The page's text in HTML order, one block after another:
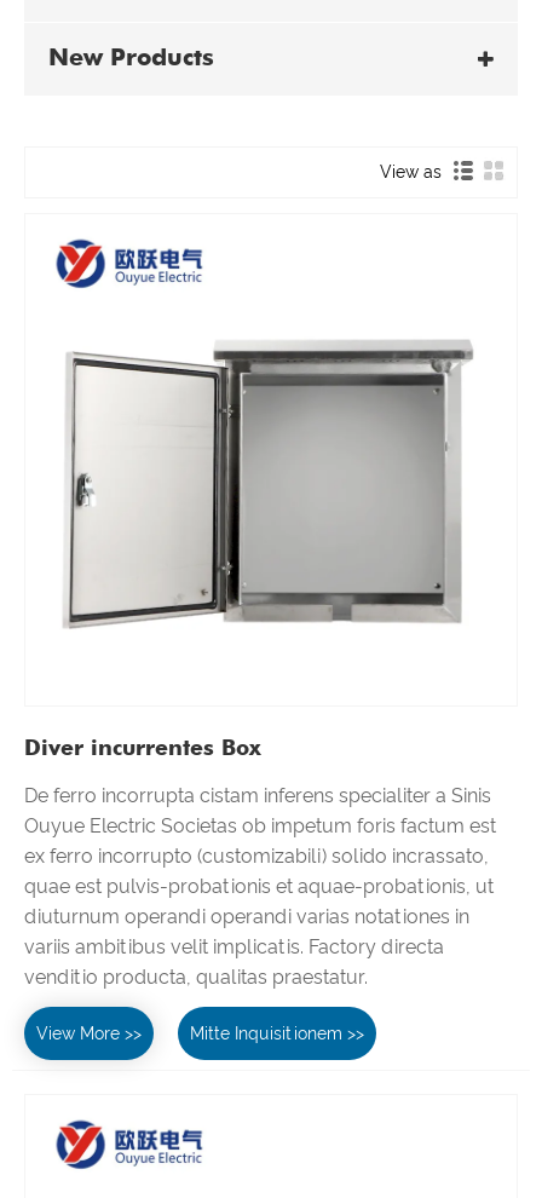
New Products
View as
Diver incurrentes Box
De ferro incorrupta cistam inferens specialiter a Sinis
Ouyue Electric Societas ob impetum foris factum est
ex ferro incorrupto (customizabili) solido incrassato,
quae est pulvis-probationis et aquae-probationis, ut
diuturnum operandi operandi varias notationes in
variis ambitibus velit implicatis. Factory directa
venditio producta, qualitas praestatur.
View More >> Mitte Inquisitionem >>